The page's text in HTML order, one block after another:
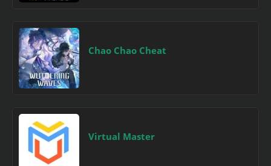
Chao Chao Cheat
Virtual Master